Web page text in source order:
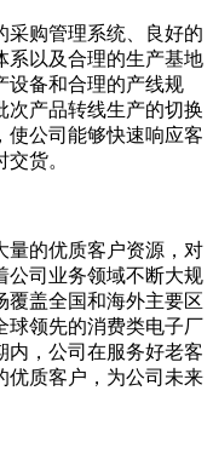
采购管理系统、良好的
系以及合理的生产基地
设备和合理的产线规
次产品转线生产的切换
使公司能够快速响应客
货。
量的优质客户资源，对
公司业务领域不断大规
覆盖全国和海外主要区
球领先的消费类电子厂
内，公司在服务好老客
优质客户，为公司未来